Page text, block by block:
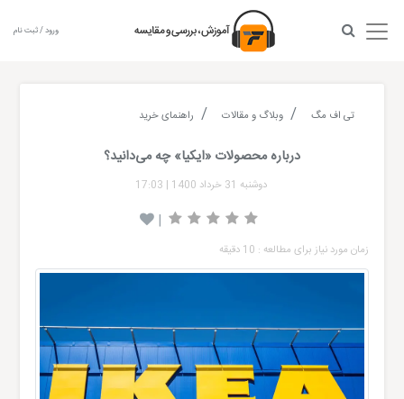
ورود / ثبت نام
تی اف مگ وبلاگ و مقالات راهنمای خرید
درباره محصولات «ایکیا» چه می‌دانید؟
دوشنبه 31 خرداد 1400 |
17:03
|
زمان مورد نیاز برای مطالعه : 10 دقیقه